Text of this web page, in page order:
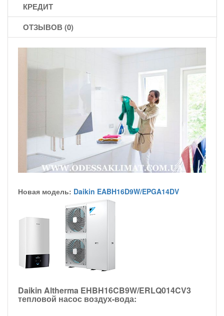
КРЕДИТ
ОТЗЫВОВ (0)
Новая модель: Daikin EABH16D9W/EPGA14DV
Daikin Altherma EHBH16CB9W/ERLQ014CV3
тепловой насос воздух-вода: